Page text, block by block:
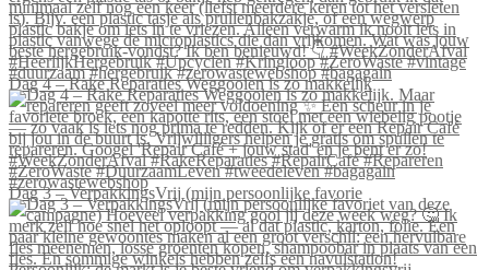
Dag 4 – Rake Reparaties Weggooien is zo makkelijk
Dag 3 – VerpakkingsVrij (mijn persoonlijke favorie